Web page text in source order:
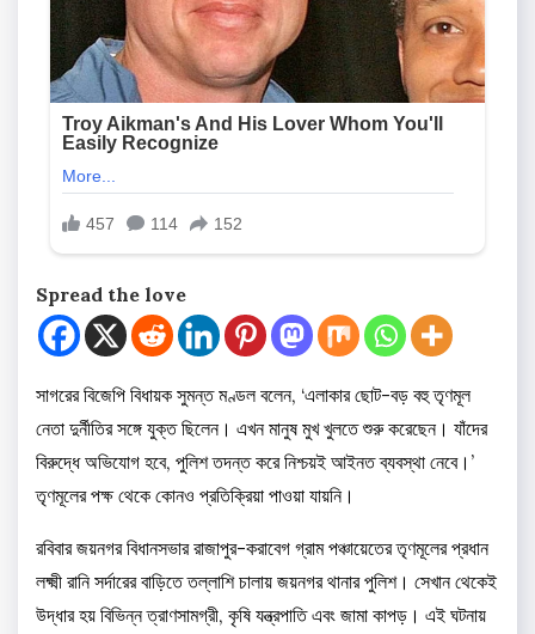
Spread the love
সাগরের বিজেপি বিধায়ক সুমন্ত মণ্ডল বলেন, ‘এলাকার ছোট-বড় বহু তৃণমূল
নেতা দুর্নীতির সঙ্গে যুক্ত ছিলেন। এখন মানুষ মুখ খুলতে শুরু করেছেন। যাঁদের
বিরুদ্ধে অভিযোগ হবে, পুলিশ তদন্ত করে নিশ্চয়ই আইনত ব্যবস্থা নেবে।’
তৃণমূলের পক্ষ থেকে কোনও প্রতিক্রিয়া পাওয়া যায়নি।
রবিবার জয়নগর বিধানসভার রাজাপুর-করাবেগ গ্রাম পঞ্চায়েতের তৃণমূলের প্রধান
লক্ষ্মী রানি সর্দারের বাড়িতে তল্লাশি চালায় জয়নগর থানার পুলিশ। সেখান থেকেই
উদ্ধার হয় বিভিন্ন ত্রাণসামগ্রী, কৃষি যন্ত্রপাতি এবং জামা কাপড়। এই ঘটনায়